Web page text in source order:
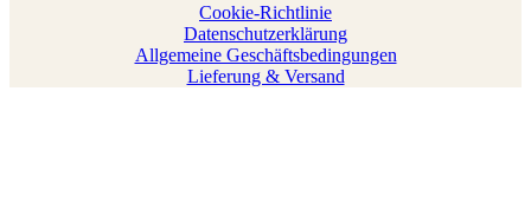
Cookie-Richtlinie
Datenschutzerklärung
Allgemeine Geschäftsbedingungen
Lieferung & Versand